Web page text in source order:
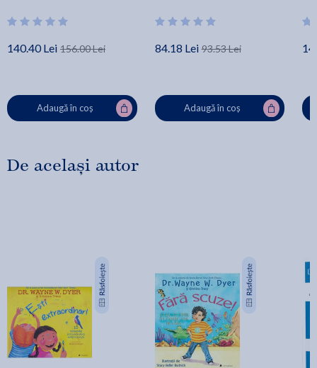
140.40 Lei 156.00 Lei
Adaugă în coș
84.18 Lei 93.53 Lei
Adaugă în coș
De același autor